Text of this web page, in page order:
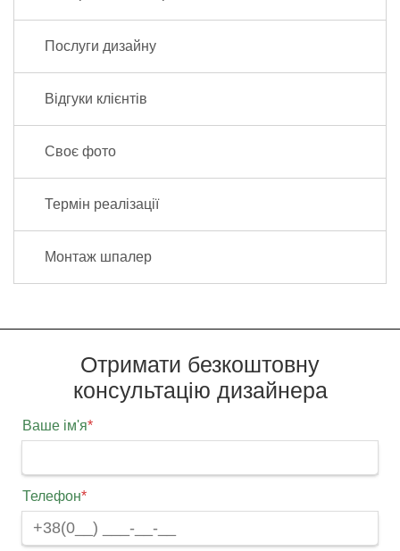
Послуги дизайну
Відгуки клієнтів
Своє фото
Термін реалізації
Монтаж шпалер
Отримати безкоштовну
консультацію дизайнера
Ваше ім'я*
Телефон*